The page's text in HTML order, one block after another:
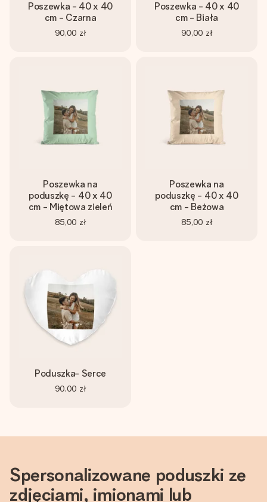
Poszewka - 40 x 40
cm - Czarna
90,00 zł
Poszewka - 40 x 40
cm - Biała
90,00 zł
Poszewka na
poduszkę - 40 x 40
cm - Miętowa zieleń
85,00 zł
Poszewka na
poduszkę - 40 x 40
cm - Beżowa
85,00 zł
Poduszka- Serce
90,00 zł
Spersonalizowane poduszki ze
zdjęciami, imionami lub